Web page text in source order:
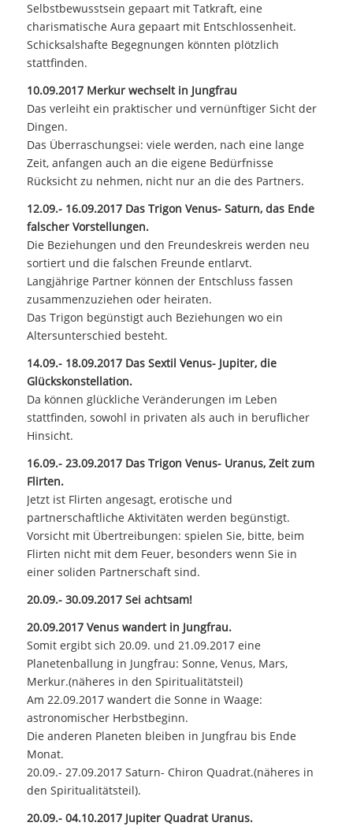
Selbstbewusstsein gepaart mit Tatkraft, eine
charismatische Aura gepaart mit Entschlossenheit.
Schicksalshafte Begegnungen könnten plötzlich
stattfinden.
10.09.2017 Merkur wechselt in Jungfrau
Das verleiht ein praktischer und vernünftiger Sicht der
Dingen.
Das Überraschungsei: viele werden, nach eine lange
Zeit, anfangen auch an die eigene Bedürfnisse
Rücksicht zu nehmen, nicht nur an die des Partners.
12.09.- 16.09.2017 Das Trigon Venus- Saturn, das Ende
falscher Vorstellungen.
Die Beziehungen und den Freundeskreis werden neu
sortiert und die falschen Freunde entlarvt.
Langjährige Partner können der Entschluss fassen
zusammenzuziehen oder heiraten.
Das Trigon begünstigt auch Beziehungen wo ein
Altersunterschied besteht.
14.09.- 18.09.2017 Das Sextil Venus- Jupiter, die
Glückskonstellation.
Da können glückliche Veränderungen im Leben
stattfinden, sowohl in privaten als auch in beruflicher
Hinsicht.
16.09.- 23.09.2017 Das Trigon Venus- Uranus, Zeit zum
Flirten.
Jetzt ist Flirten angesagt, erotische und
partnerschaftliche Aktivitäten werden begünstigt.
Vorsicht mit Übertreibungen: spielen Sie, bitte, beim
Flirten nicht mit dem Feuer, besonders wenn Sie in
einer soliden Partnerschaft sind.
20.09.- 30.09.2017 Sei achtsam!
20.09.2017 Venus wandert in Jungfrau.
Somit ergibt sich 20.09. und 21.09.2017 eine
Planetenballung in Jungfrau: Sonne, Venus, Mars,
Merkur.(näheres in den Spiritualitätsteil)
Am 22.09.2017 wandert die Sonne in Waage:
astronomischer Herbstbeginn.
Die anderen Planeten bleiben in Jungfrau bis Ende
Monat.
20.09.- 27.09.2017 Saturn- Chiron Quadrat.(näheres in
den Spiritualitätsteil).
20.09.- 04.10.2017 Jupiter Quadrat Uranus.